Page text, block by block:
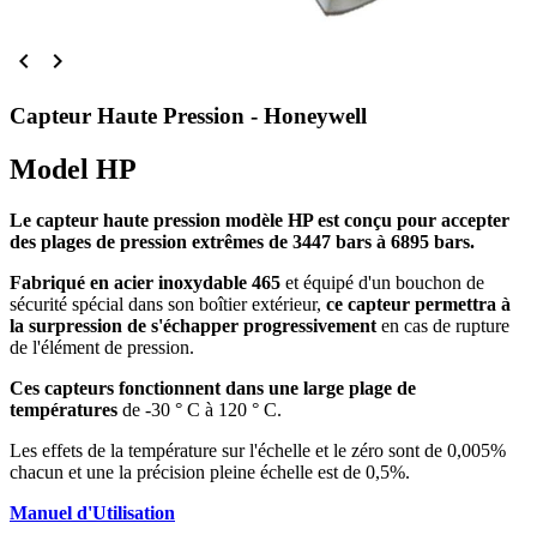
 
Capteur Haute Pression - Honeywell
Model HP
Le capteur haute pression modèle HP est conçu pour accepter
des plages de pression extrêmes de 3447 bars à 6895 bars.
Fabriqué en acier inoxydable 465 et équipé d'un bouchon de
sécurité spécial dans son boîtier extérieur, ce capteur permettra à
la surpression de s'échapper progressivement en cas de rupture
de l'élément de pression.
Ces capteurs fonctionnent dans une large plage de
températures de -30 ° C à 120 ° C.
Les effets de la température sur l'échelle et le zéro sont de 0,005%
chacun et une la précision pleine échelle est de 0,5%.
Manuel d'Utilisation